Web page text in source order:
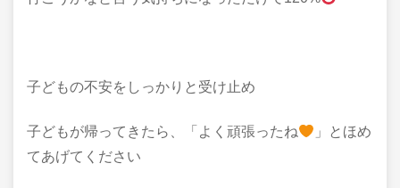
子どもの不安をしっかりと受け止め
子どもが帰ってきたら、「よく頑張ったね
」とほめ
てあげてください